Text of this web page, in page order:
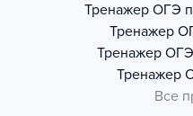
Тренажер ОГЭ
Тренажер
Тренажер
Тренажер
Все